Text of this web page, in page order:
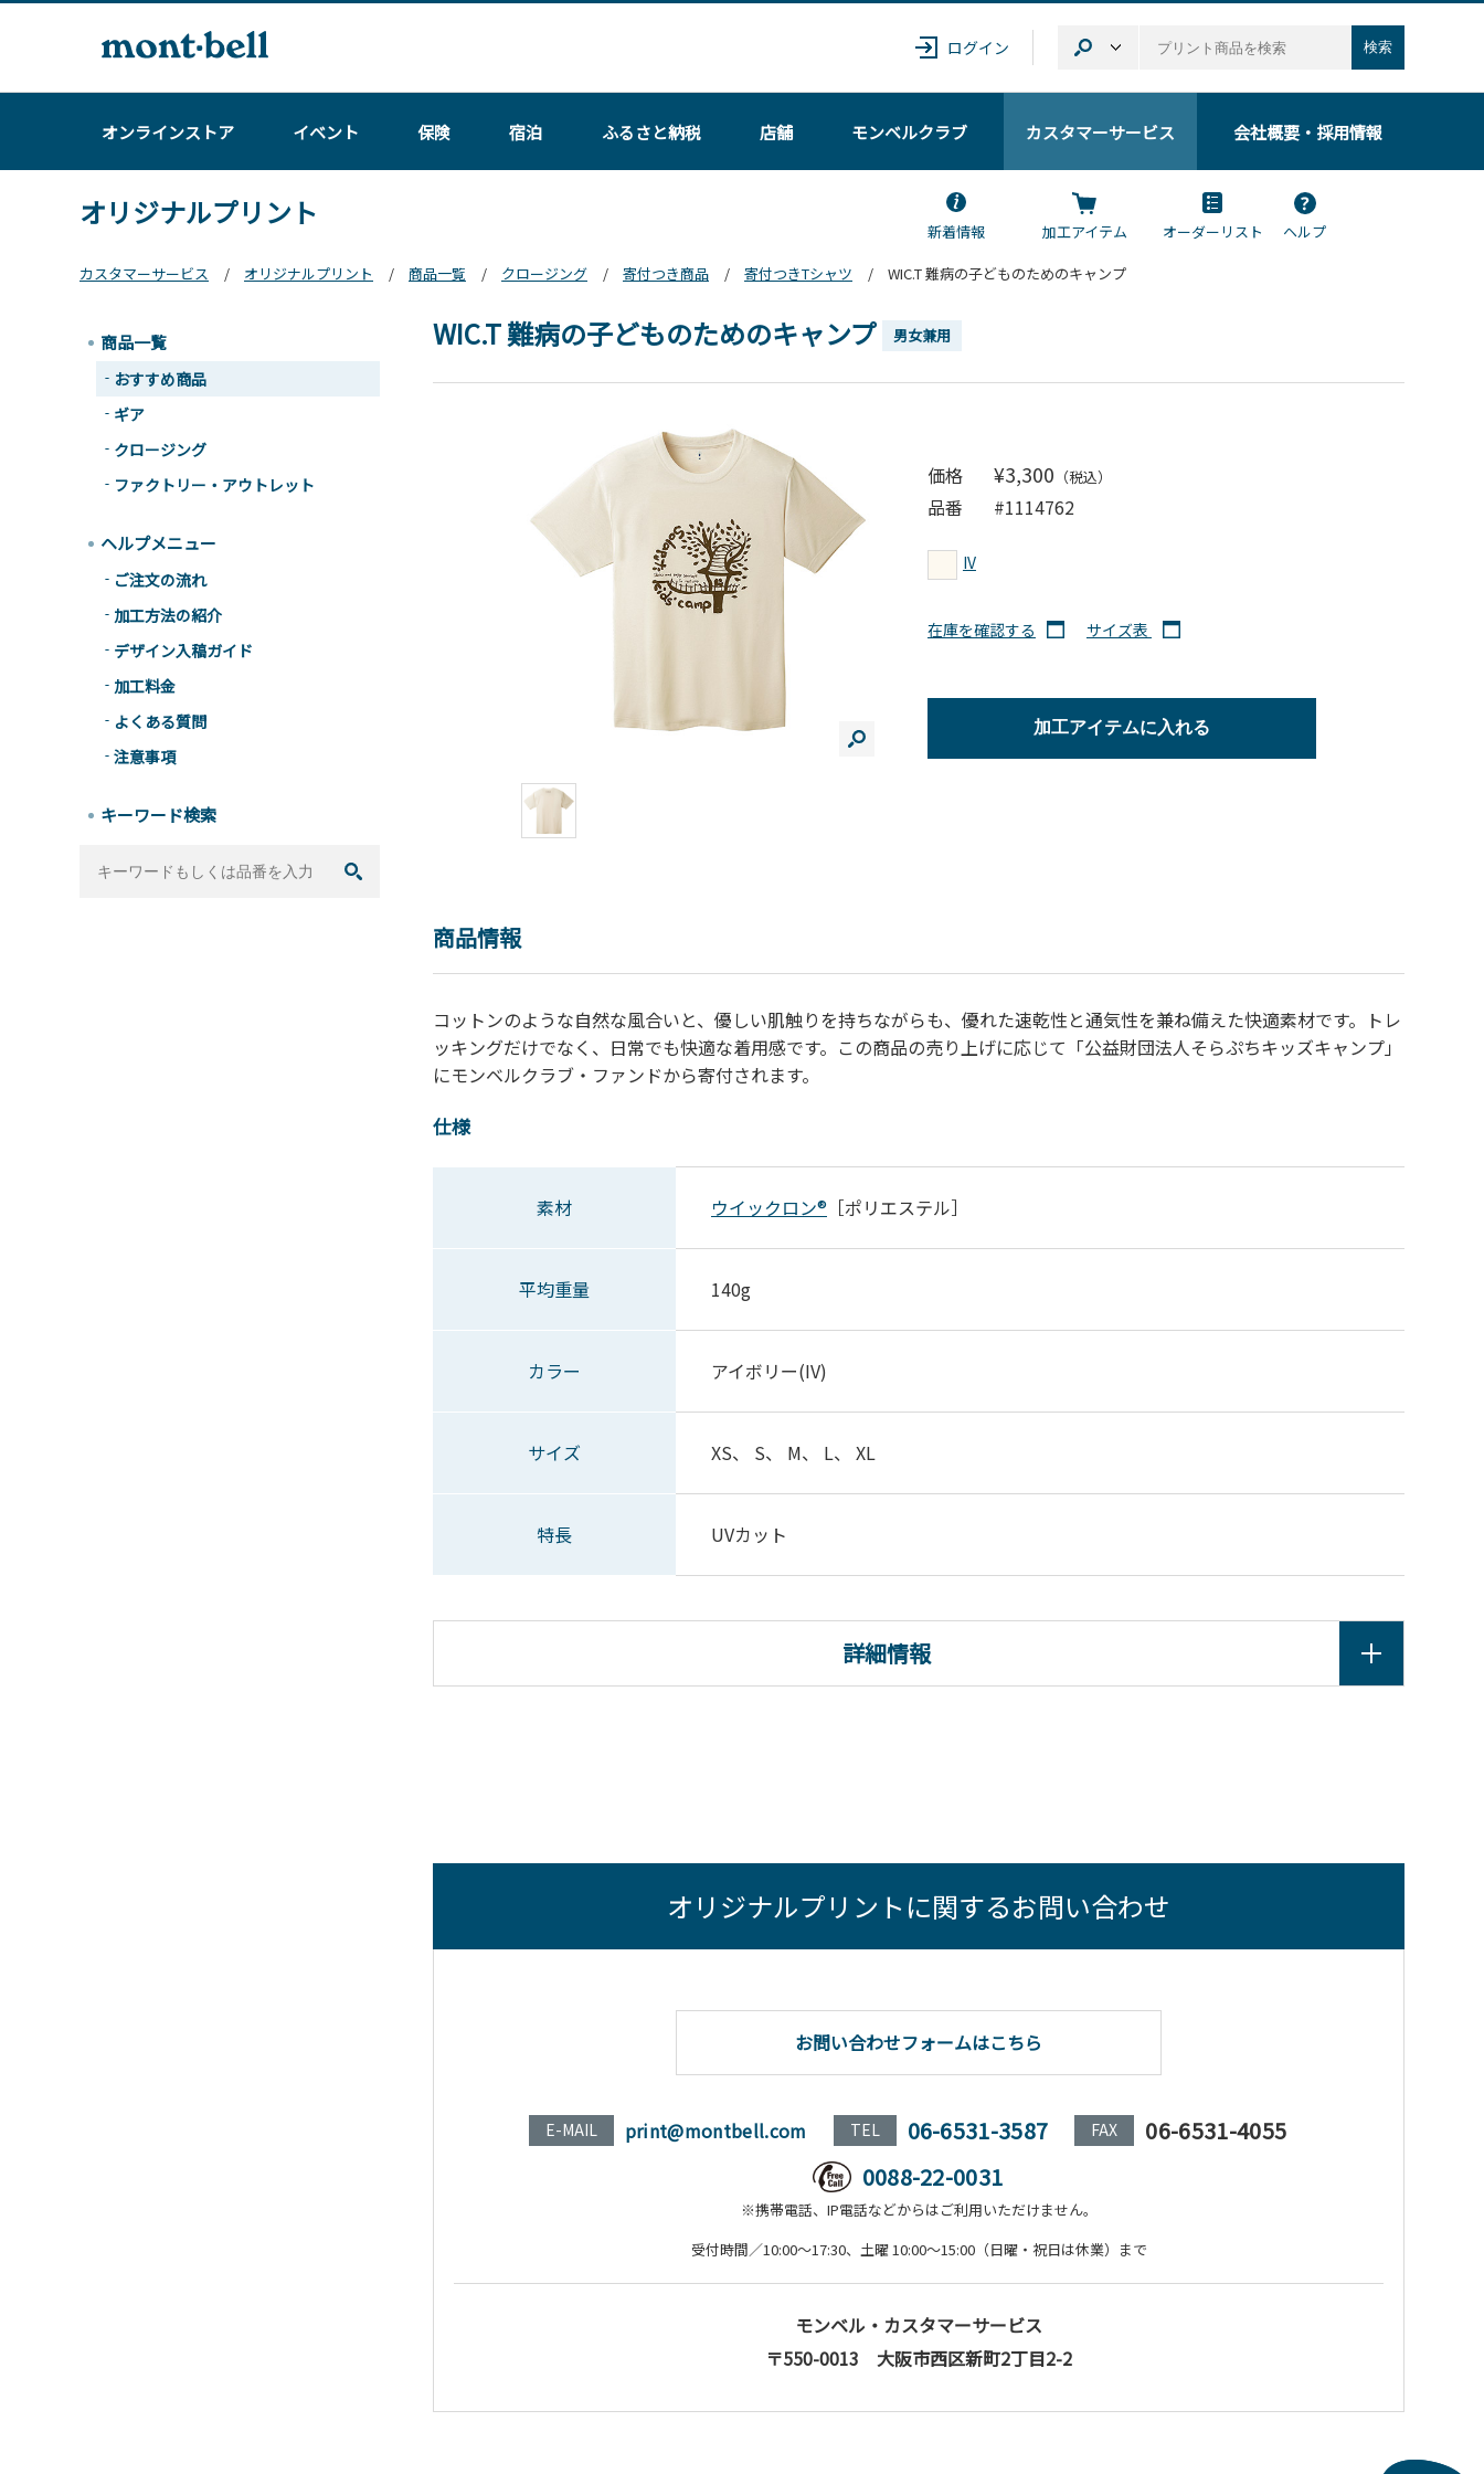
ログイン 検索
オンラインストア イベント 保険 宿泊 ふるさと納税 店舗 モンベルクラブ カスタマーサービス 会社概要・採用情報
オリジナルプリント
新着情報 加工アイテム オーダーリスト
ヘルプ
カスタマーサービス
オリジナルプリント 商品一覧 クロージング 寄付つき商品 寄付つきTシャツ WIC.T 難病の子どものためのキャンプ
WIC.T 難病の子どものためのキャンプ 男女兼用
価格 ¥3,300 （税込）
品番 #1114762
IV
在庫を確認する サイズ表
加工アイテムに入れる
商品情報
コットンのような自然な風合いと、優しい肌触りを持ちながらも、優れた速乾性と通気性を兼ね備えた快適素材です。トレ
ッキングだけでなく、日常でも快適な着用感です。この商品の売り上げに応じて「公益財団法人そらぷちキッズキャンプ」
にモンベルクラブ・ファンドから寄付されます。
仕様
素材 ウイックロン® ［ポリエステル］
平均重量 140g
カラー アイボリー(IV)
サイズ XS、 S、 M、 L、 XL
特長 UVカット
詳細情報
オリジナルプリントに関するお問い合わせ
お問い合わせフォームはこちら
E-MAIL print@montbell.com TEL 06-6531-3587 FAX
06-6531-4055
0088-22-0031
※携帯電話、IP電話などからはご利用いただけません。
受付時間／10:00～17:30、土曜 10:00～15:00（日曜・祝日は休業）まで
モンベル・カスタマーサービス
〒550-0013 大阪市西区新町2丁目2-2
商品一覧
おすすめ商品
ギア
クロージング
ファクトリー・アウトレット
ヘルプメニュー
ご注文の流れ
加工方法の紹介
デザイン入稿ガイド
加工料金
よくある質問
注意事項
キーワード検索